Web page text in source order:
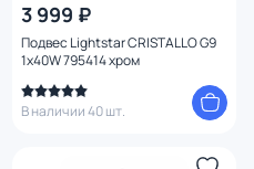
3 999 ₽
Подвес Lightstar CRISTALLO G9
1х40W 795414 хром
В наличии 40 шт.